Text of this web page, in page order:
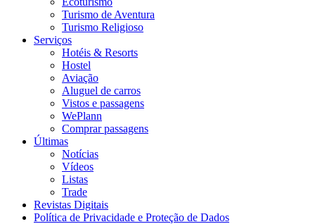
Turismo de Aventura
Turismo Religioso
Serviços
Hotéis & Resorts
Hostel
Aviação
Aluguel de carros
Vistos e passagens
WePlann
Comprar passagens
Últimas
Notícias
Vídeos
Listas
Trade
Revistas Digitais
Política de Privacidade e Proteção de Dados